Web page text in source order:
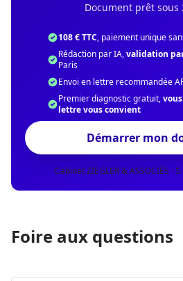
Document prêt sous
108 € TTC, paiement unique
Rédaction par IA,validation
Paris
Envoi en lettre recommandée
Premier diagnostic gratuit,
lettre vous convient
Démarrer mon
Cabinet ZIEGLER & ASSOCIÉS
Foire aux questions